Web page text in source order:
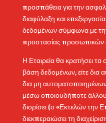
προσπάθεια για την
διαφύλαξη και
δεδομένων σύμφωνα με
προστασίας προσωπικών
Η Εταιρεία θα κρατήσει
βάση δεδομένων, είτε δια
δια μη
μέσω οποιουδήποτε
διορίσει (ο «Εκτελών την
διεκπεραιώσει τη